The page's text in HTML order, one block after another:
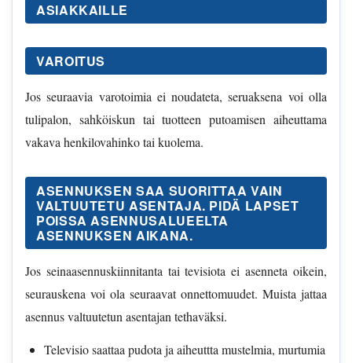
ASIAKKAILLE
VAROITUS
Jos seuraavia varotoimia ei noudateta, seruaksena voi olla
tulipalon, sahköiskun tai tuotteen putoamisen aiheuttama
vakava henkilovahinko tai kuolema.
ASENNUKSEN SAA SUORITTAA VAIN
VALTUUTETU ASENTAJA. PIDÄ LAPSET
POISSA ASENNUSALUEELTA
ASENNUKSEN AIKANA.
Jos seinaasennuskiinnitanta tai tevisiota ei asenneta oikein,
seurauskena voi ola seuraavat onnettomuudet. Muista jattaa
asennus valtuutetun asentajan tethaväksi.
Televisio saattaa pudota ja aiheuttta mustelmia, murtumia